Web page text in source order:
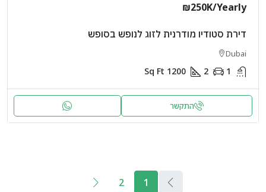
₪250K/Yearly
דירת סטודיו מודרנית לזוג לנופש בסופש
Dubai
1
2
1200
Sq Ft
התקשר
1
2